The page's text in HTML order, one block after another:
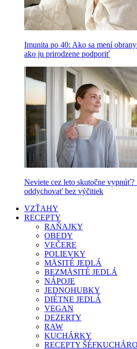
Imunita po 40: Ako sa mení
ako ju prirodzene podporiť
Neviete cez leto skutočne
oddychovať bez výčitiek
VZŤAHY
RECEPTY
RAŇAJKY
OBEDY
VEČERE
POLIEVKY
MÄSITÉ JEDLÁ
BEZMÄSITÉ JEDLÁ
NÁPOJE
JEDNOHUBKY
DIÉTNE JEDLÁ
VEGAN
DEZERTY
RAW
KUCHÁRKY
RECEPTY